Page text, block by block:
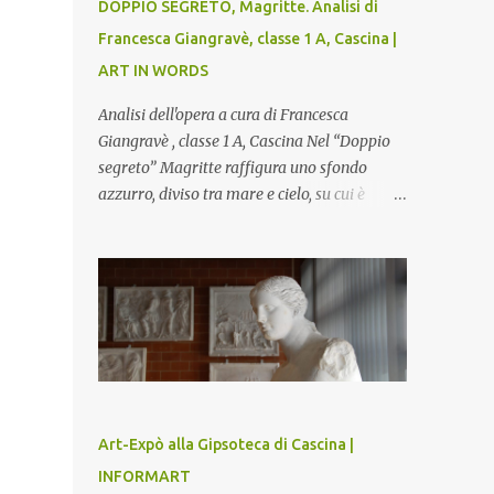
DOPPIO SEGRETO, Magritte. Analisi di
Francesca Giangravè, classe 1 A, Cascina |
ART IN WORDS
Analisi dell'opera a cura di Francesca
Giangravè , classe 1 A, Cascina Nel “Doppio
segreto” Magritte raffigura uno sfondo
azzurro, diviso tra mare e cielo, su cui è
testa è quasi uno strappo o un taglio, scopre
sulla destra l’interno del corpo: non organi
umani, ma una materia metallica, fatta di
cilindri e sfere, un motivo che Magritte
propone frequentemente nelle sue opere,
minaccioso, come se si trattasse di un
qualcosa di malinconico, sia per il colore che
per la consistenza del materiale. L’enigma
Art-Expò alla Gipsoteca di Cascina |
INFORMART